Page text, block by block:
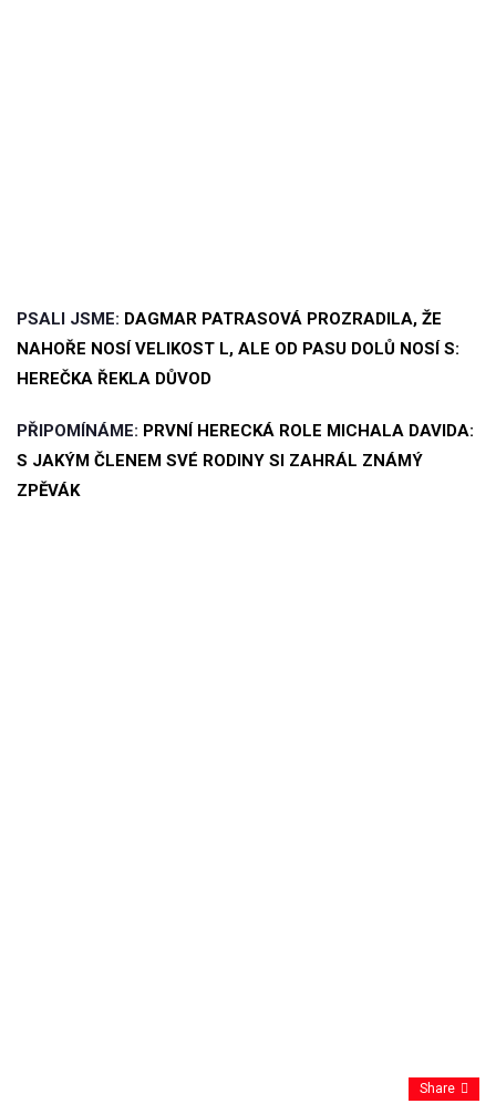
PSALI JSME: DAGMAR PATRASOVÁ PROZRADILA, ŽE
NAHOŘE NOSÍ VELIKOST L, ALE OD PASU DOLŮ NOSÍ S:
HEREČKA ŘEKLA DŮVOD
PŘIPOMÍNÁME: PRVNÍ HERECKÁ ROLE MICHALA DAVIDA:
S JAKÝM ČLENEM SVÉ RODINY SI ZAHRÁL ZNÁMÝ
ZPĚVÁK
Share